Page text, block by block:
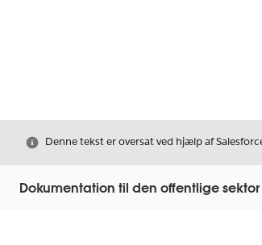
LukDenne tekst er oversat ved hjælp af
Dokumentation til den offentlige sektor